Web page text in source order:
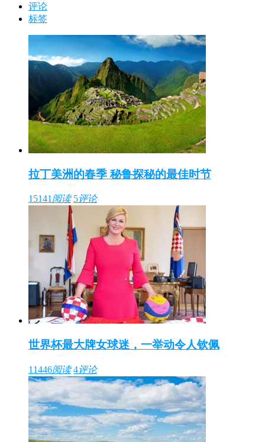
评论
标签
拉丁美洲的春季 秘鲁探秘的最佳时节
15141阅读 5评论
世界杯最大牌女球迷，一举动令人钦佩
11446阅读 4评论